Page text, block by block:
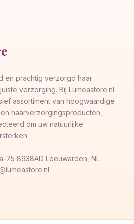
en prachtig verzorgd haar
verzorging. Bij Lumeastore.nl
assortiment van hoogwaardige
haarverzorgingsproducten,
om uw natuurlijke
75 8938AD Leeuwarden, NL